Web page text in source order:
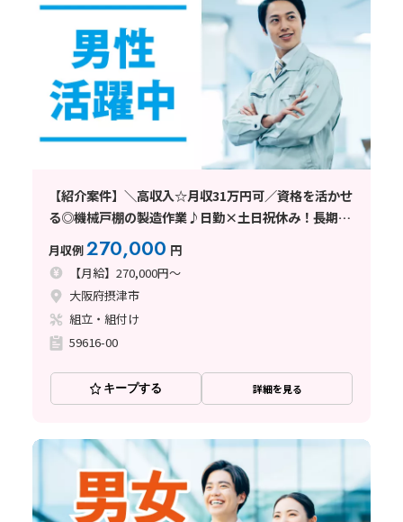
【紹介案件】＼高収入☆月収31万円可／資格を活かせ
る◎機械戸棚の製造作業♪日勤×土日祝休み！長期休
月収例270,000 円
【月給】270,000円～
大阪府摂津市
組立・組付け
59616-00
キープする 詳細を見る